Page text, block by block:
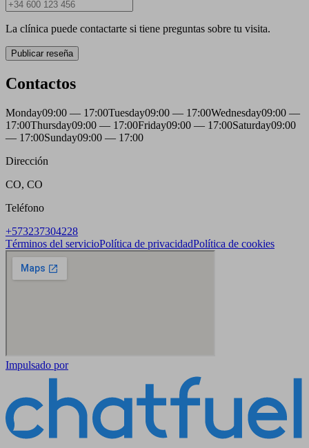
La clínica puede contactarte si tiene preguntas sobre tu visita.
Publicar reseña
Contactos
Monday09:00 — 17:00Tuesday09:00 — 17:00Wednesday09:00 —
17:00Thursday09:00 — 17:00Friday09:00 — 17:00Saturday09:00
— 17:00Sunday09:00 — 17:00
Dirección
CO, CO
Teléfono
+573237304228
Términos del servicioPolítica de privacidadPolítica de cookies
Impulsado por